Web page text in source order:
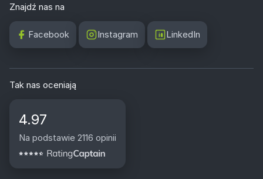
Znajdź nas na
Facebook Instagram LinkedIn
Tak nas oceniają
4.97
Na podstawie 2116 opinii